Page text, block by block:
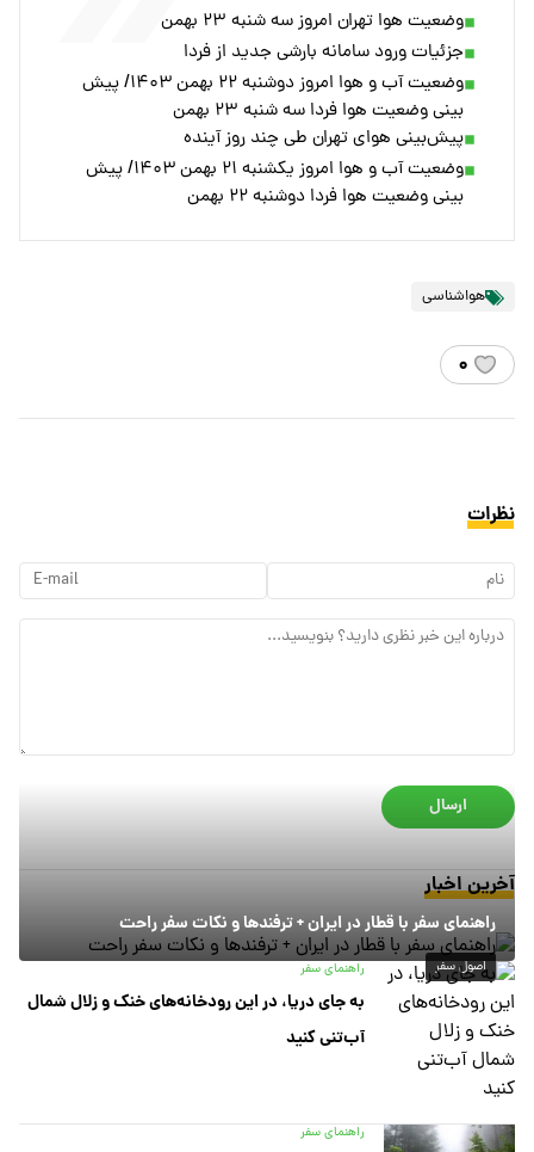
وضعیت هوا تهران امروز سه شنبه ۲۳ بهمن
جزئیات ورود سامانه بارشی جدید از فردا
وضعیت آب و هوا امروز دوشنبه ۲۲ بهمن ۱۴۰۳/ پیش
بینی وضعیت هوا فردا سه شنبه ۲۳ بهمن
پیش‌بینی هوای تهران طی چند روز آینده
وضعیت آب و هوا امروز یکشنبه ۲۱ بهمن ۱۴۰۳/ پیش
بینی وضعیت هوا فردا دوشنبه ۲۲ بهمن
هواشناسی
۰
نظرات
ارسال
آخرین اخبار
اصول سفر
راهنمای سفر با قطار در ایران + ترفندها و نکات سفر راحت
راهنمای سفر
به جای دریا، در این رودخانه‌های خنک و زلال شمال
آب‌تنی کنید
راهنمای سفر